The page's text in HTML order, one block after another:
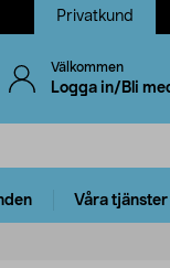
Privatkund
Välkommen
Logga in/Bli
Våra tjänster